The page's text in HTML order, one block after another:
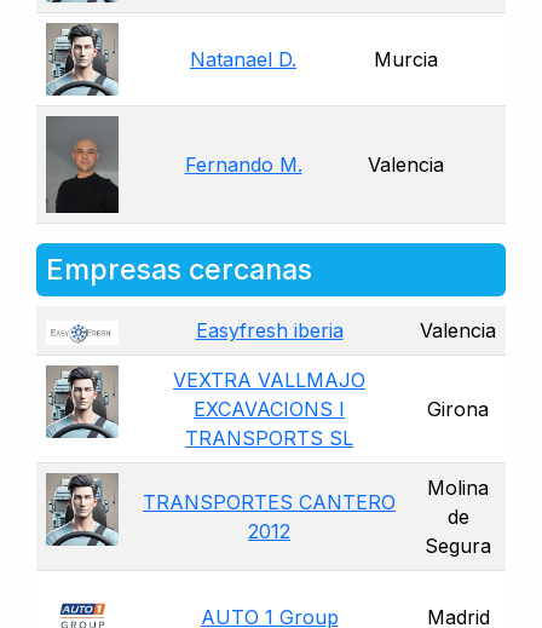
Natanael D. Murcia
Fernando M. Valencia
Empresas cercanas
Easyfresh iberia Valencia
VEXTRA VALLMAJO
EXCAVACIONS I
TRANSPORTS SL
Girona
TRANSPORTES CANTERO
2012
Molina
de
Segura
AUTO 1 Group Madrid